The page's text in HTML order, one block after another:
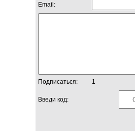
Email:
Подписаться: 1
Введи код: